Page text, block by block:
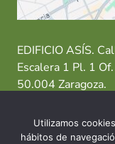
EDIFICIO ASÍS.
Escalera 1 Pl. 1
50.004 Zaragoza.
T: 976 484 949
Utilizamos
hábitos de